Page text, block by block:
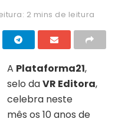
2 mins de leitura
A Plataforma21,
selo daVR Editora,
celebra neste
mês os 10 anos de